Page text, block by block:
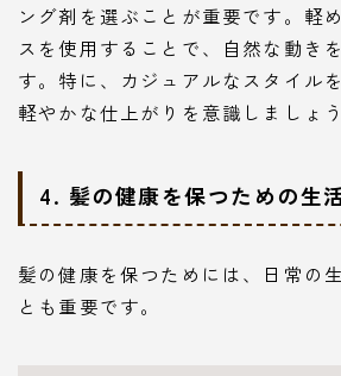
ング剤を選ぶことが重要です。軽
スを使用することで、自然な動き
す。特に、カジュアルなスタイル
軽やかな仕上がりを意識しましょう
4. 髪の健康を保つための生
髪の健康を保つためには、日常の
とも重要です。